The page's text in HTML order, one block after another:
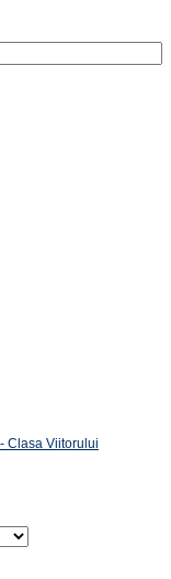
Clasa Viitorului